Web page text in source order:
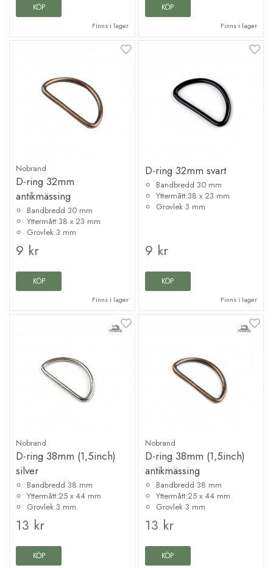
KÖP
Finns i lager
KÖP
Finns i lager
Nobrand
D-ring 32mm
antikmässing
Bandbredd 30 mm
Yttermått:38 x 23 mm
Grovlek 3 mm
9 kr
KÖP
Finns i lager
D-ring 32mm svart
Bandbredd 30 mm
Yttermått:38 x 23 mm
Grovlek 3 mm
9 kr
KÖP
Finns i lager
Nobrand
D-ring 38mm (1,5inch)
silver
Bandbredd 38 mm
Yttermått:25 x 44 mm
Grovlek 3 mm
13 kr
KÖP
Nobrand
D-ring 38mm (1,5inch)
antikmässing
Bandbredd 38 mm
Yttermått:25 x 44 mm
Grovlek 3 mm
13 kr
KÖP